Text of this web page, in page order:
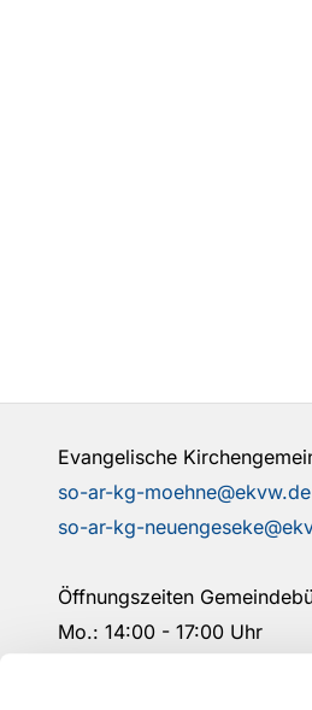
Evangelische
so-ar-kg-moehne@ekvw.de
so-ar-kg-
Öffnungszeiten
Mo.: 14:00 - 17:00 Uhr